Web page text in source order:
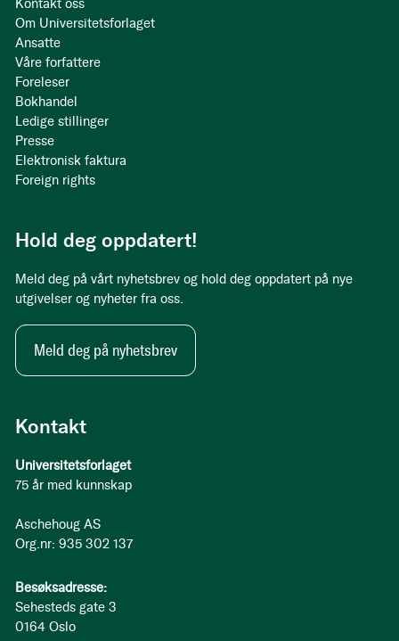
Kontakt
Universitetsforlaget
75 år med kunnskap
Aschehoug AS
Org.nr: 935 302 137
Besøksadresse:
Sehesteds gate 3
0164 Oslo
Kontakt oss
Om Universitetsforlaget
Ansatte
Våre forfattere
Foreleser
Bokhandel
Ledige stillinger
Presse
Elektronisk faktura
Foreign rights
Hold deg oppdatert!
Meld deg på vårt nyhetsbrev og hold deg oppdatert på nye
utgivelser og nyheter fra oss.
Meld deg på nyhetsbrev